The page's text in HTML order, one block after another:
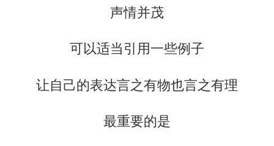
声情并茂
可以适当引用一些例子
让自己的表达言之有物也言之有理
最重要的是